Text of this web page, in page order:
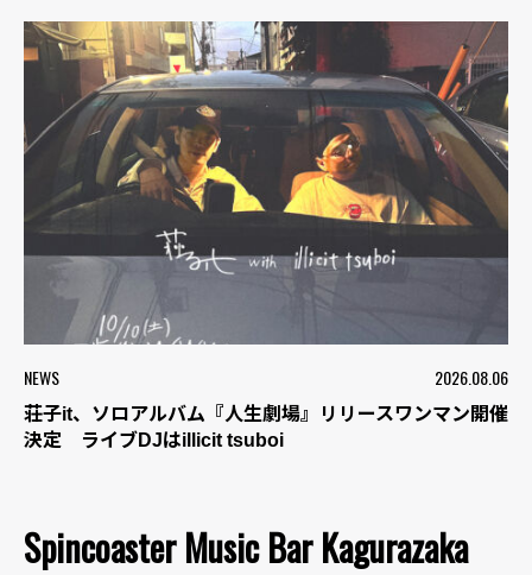
NEWS 2026.08.06
荘子it、ソロアルバム『人生劇場』リリースワンマン開催
決定 ライブDJはillicit tsuboi
Spincoaster Music Bar Kagurazaka